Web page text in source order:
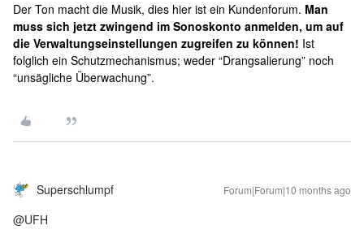
Der Ton macht die Musik, dies hier ist ein Kundenforum. Man
muss sich jetzt zwingend im Sonoskonto anmelden, um auf
die Verwaltungseinstellungen zugreifen zu können! Ist
folglich ein Schutzmechanismus; weder “Drangsalierung” noch
“unsägliche Überwachung”.
Superschlumpf Forum|Forum|10 months ago
@UFH